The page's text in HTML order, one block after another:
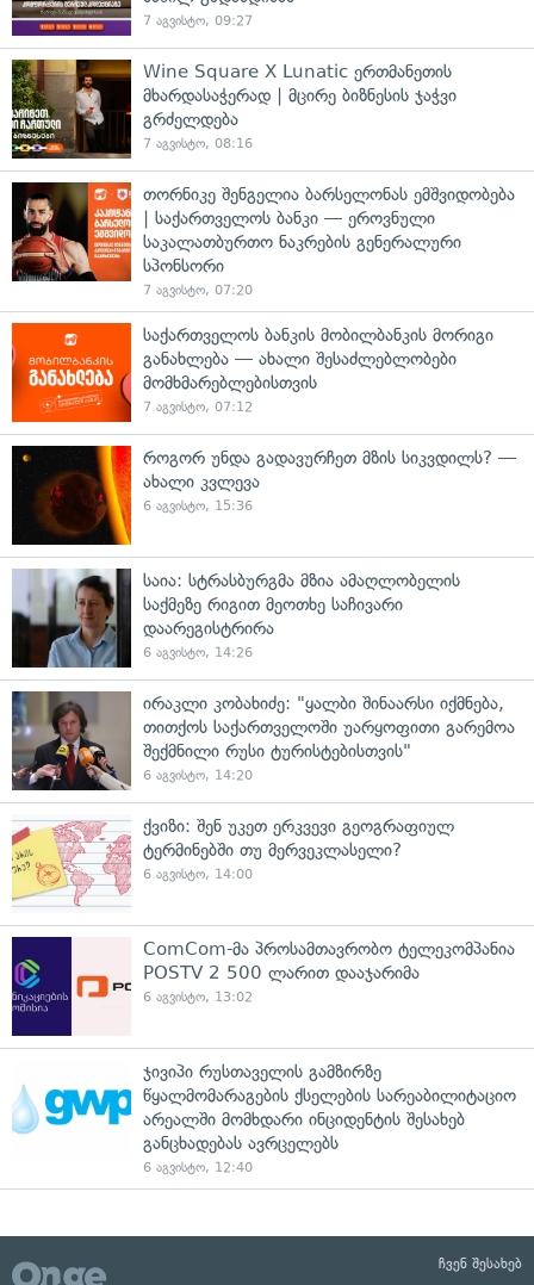
7 აგვისტო, 09:27
Wine Square X Lunatic ერთმანეთის
მხარდასაჭერად | მცირე ბიზნესის ჯაჭვი
გრძელდება
7 აგვისტო, 08:16
თორნიკე შენგელია ბარსელონას ემშვიდობება
| საქართველოს ბანკი — ეროვნული
საკალათბურთო ნაკრების გენერალური
სპონსორი
7 აგვისტო, 07:20
საქართველოს ბანკის მობილბანკის მორიგი
განახლება — ახალი შესაძლებლობები
მომხმარებლებისთვის
7 აგვისტო, 07:12
როგორ უნდა გადავურჩეთ მზის სიკვდილს? —
ახალი კვლევა
6 აგვისტო, 15:36
საია: სტრასბურგმა მზია ამაღლობელის
საქმეზე რიგით მეოთხე საჩივარი
დაარეგისტრირა
6 აგვისტო, 14:26
ირაკლი კობახიძე: "ყალბი შინაარსი იქმნება,
თითქოს საქართველოში უარყოფითი გარემოა
შექმნილი რუსი ტურისტებისთვის"
6 აგვისტო, 14:20
ქვიზი: შენ უკეთ ერკვევი გეოგრაფიულ
ტერმინებში თუ მერვეკლასელი?
6 აგვისტო, 14:00
ComCom-მა პროსამთავრობო ტელეკომპანია
POSTV 2 500 ლარით დააჯარიმა
6 აგვისტო, 13:02
ჯივიპი რუსთაველის გამზირზე
წყალმომარაგების ქსელების სარეაბილიტაციო
არეალში მომხდარი ინციდენტის შესახებ
განცხადებას ავრცელებს
6 აგვისტო, 12:40
ჩვენ შესახებ